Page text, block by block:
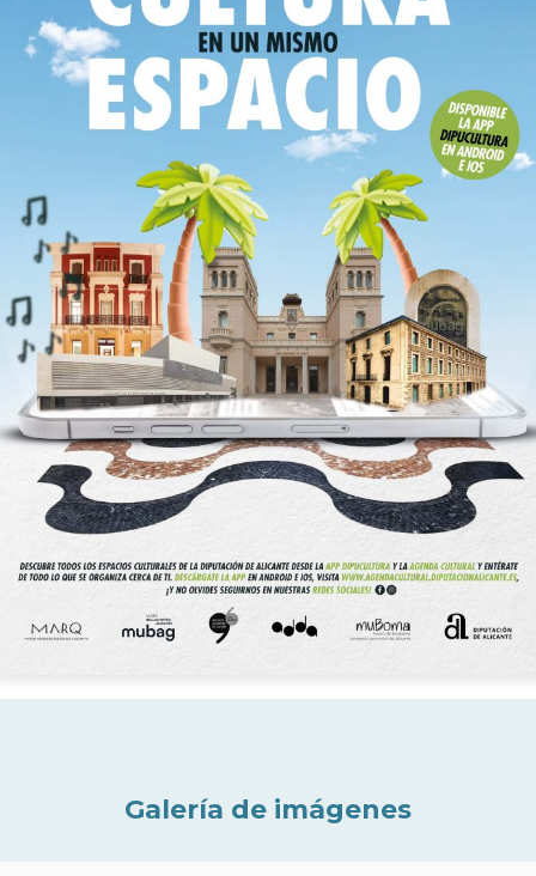
Galería de imágenes